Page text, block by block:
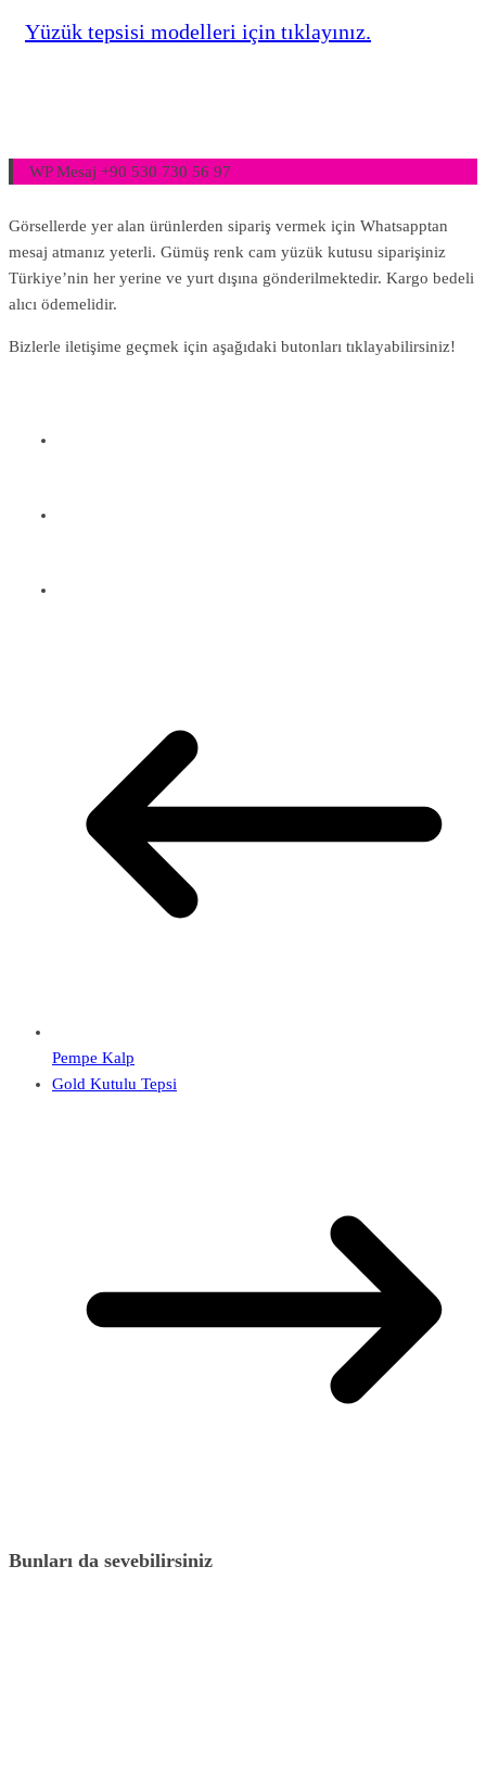
Yüzük tepsisi modelleri için tıklayınız.
WP Mesaj +90 530 730 56 97
Görsellerde yer alan ürünlerden sipariş vermek için Whatsapptan
mesaj atmanız yeterli. Gümüş renk cam yüzük kutusu siparişiniz
Türkiye’nin her yerine ve yurt dışına gönderilmektedir. Kargo bedeli
alıcı ödemelidir.
Bizlerle iletişime geçmek için aşağıdaki butonları tıklayabilirsiniz!
Pempe Kalp
Gold Kutulu Tepsi
Bunları da sevebilirsiniz